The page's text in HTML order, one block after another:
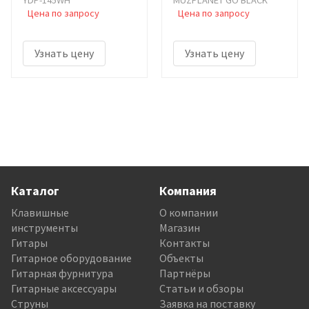
Цена по запросу
Узнать цену
Цена по запросу
Узнать цену
Каталог
Клавишные
инструменты
Гитары
Гитарное оборудование
Гитарная фурнитура
Гитарные аксессуары
Струны
Компания
О компании
Магазин
Контакты
Объекты
Партнёры
Статьи и обзоры
Заявка на поставку